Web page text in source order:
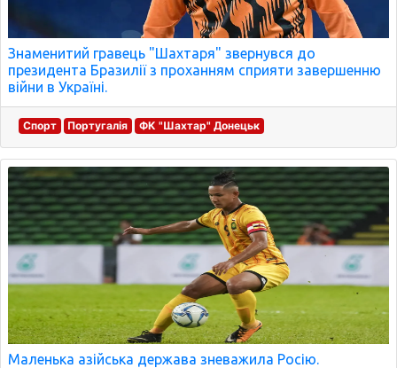
Знаменитий гравець "Шахтаря" звернувся до
президента Бразилії з проханням сприяти завершенню
війни в Україні.
Спорт Португалія ФК "Шахтар" Донецьк
Маленька азійська держава зневажила Росію.